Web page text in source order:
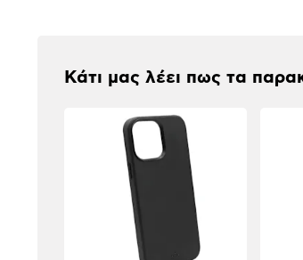
Κάτι μας λέει πως τα